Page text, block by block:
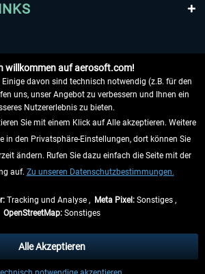
anders beschrieben.
Deutschlands, Lieferzeiten für andere Länder
willkommen auf aerosoft.com!
davon sind technisch notwendig (z.B. für den
uns, unser Angebot zu verbessern und Ihnen ein
Nutzererlebnis zu bieten.
Sie mit einem Klick auf Alle akzeptieren. Weitere
in den Privatsphäre-Einstellungen, dort können Sie
ändern. Rufen Sie dazu einfach die Seite mit der
auf. Zu unseren Datenschutzbestimmungen.
Tracking und Analyse , Meta Pixel:Sonstiges ,
OpenStreetMap: Sonstiges
Alle Akzeptieren